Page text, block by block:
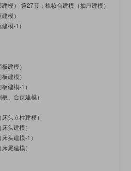
模） 第27节：梳妆台建模（抽屉建模）
模）
模-1）
建模）
建模）
建模-1）
、合页建模）
头立柱建模）
头建模）
头建模-1）
尾建模）